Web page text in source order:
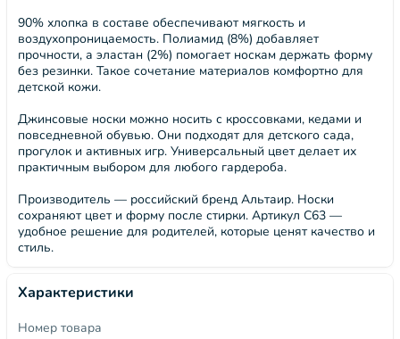
90% хлопка в составе обеспечивают мягкость и
воздухопроницаемость. Полиамид (8%) добавляет
прочности, а эластан (2%) помогает носкам держать форму
без резинки. Такое сочетание материалов комфортно для
детской кожи.
Джинсовые носки можно носить с кроссовками, кедами и
повседневной обувью. Они подходят для детского сада,
прогулок и активных игр. Универсальный цвет делает их
практичным выбором для любого гардероба.
Производитель — российский бренд Альтаир. Носки
сохраняют цвет и форму после стирки. Артикул С63 —
удобное решение для родителей, которые ценят качество и
стиль.
Характеристики
Номер товара